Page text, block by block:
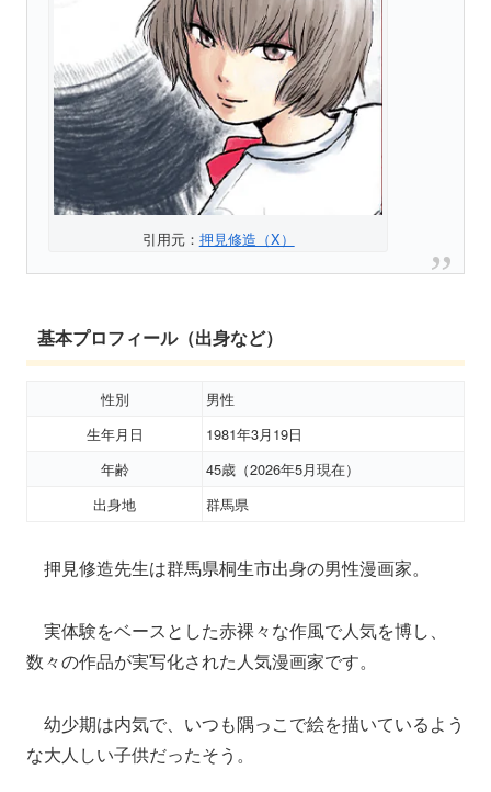
引用元： 押見修造（X）
基本プロフィール（出身など）
性別
男性
生年月日
1981年3月19日
年齢
45歳（2026年5月現在）
出身地
群馬県
押見修造先生は群馬県桐生市出身の男性漫画家。
実体験をベースとした赤裸々な作風で人気を博し、
数々の作品が実写化された人気漫画家です。
幼少期は内気で、いつも隅っこで絵を描いているよう
な大人しい子供だったそう。